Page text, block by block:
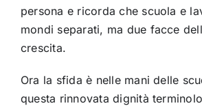
persona e ricorda che scuola e
mondi separati, ma due facce
crescita.
Ora la sfida è nelle mani delle
questa rinnovata dignità